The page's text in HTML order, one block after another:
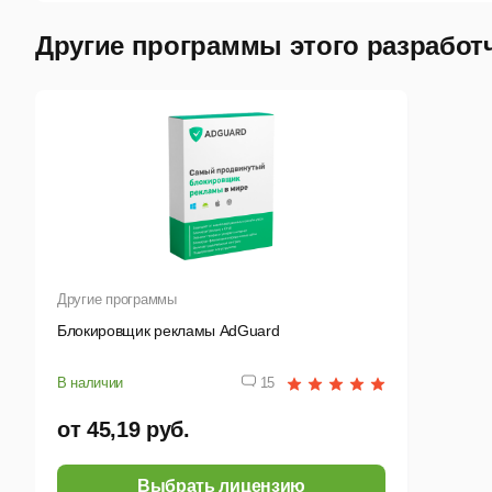
Другие программы этого
Другие программы
Блокировщик рекламы AdGuard
В наличии 15
от 45,19 руб.
Выбрать лицензию